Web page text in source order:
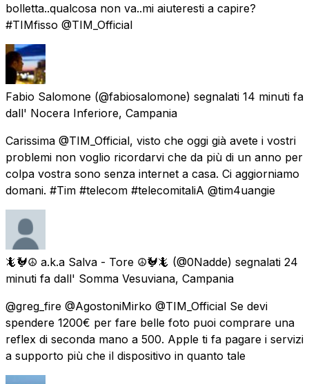
bolletta..qualcosa non va..mi aiuteresti a capire?
#TIMfisso @TIM_Official
Fabio Salomone (@fabiosalomone) segnalati 14 minuti fa
dall' Nocera Inferiore, Campania
Carissima @TIM_Official, visto che oggi già avete i vostri
problemi non voglio ricordarvi che da più di un anno per
colpa vostra sono senza internet a casa. Ci aggiorniamo
domani. #Tim #telecom #telecomitaliA @tim4uangie
🦎🐓☮️ a.k.a Salva - Tore ☮️🐓🦎 (@0Nadde) segnalati 24
minuti fa dall' Somma Vesuviana, Campania
@greg_fire @AgostoniMirko @TIM_Official Se devi
spendere 1200€ per fare belle foto puoi comprare una
reflex di seconda mano a 500. Apple ti fa pagare i servizi
a supporto più che il dispositivo in quanto tale